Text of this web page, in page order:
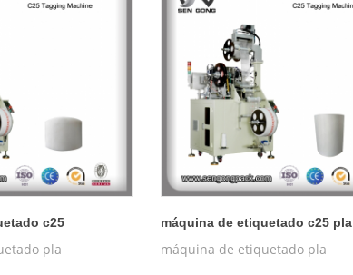
c25
pla
máquina de etiquetado c25 pla
máquina de etiquetado pla